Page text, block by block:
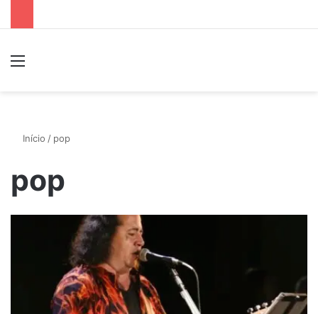
Início / pop
pop